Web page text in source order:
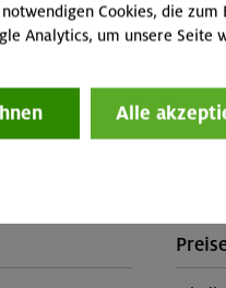
Der
OL-
Cookies, die zum
Analytics, um unsere Seite
Alle